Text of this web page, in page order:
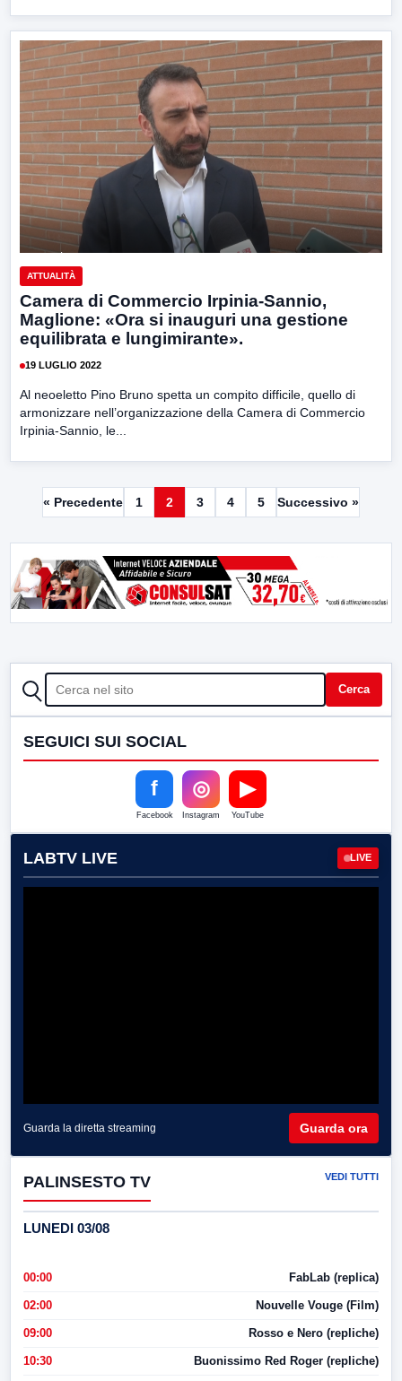
ATTUALITÀ
Camera di Commercio Irpinia-Sannio,
Maglione: «Ora si inauguri una gestione
equilibrata e lungimirante».
19 LUGLIO 2022
Al neoeletto Pino Bruno spetta un compito difficile, quello di
armonizzare nell’organizzazione della Camera di Commercio
Irpinia-Sannio, le...
« Precedente 1 2 3 4 5 Successivo »
CERCA Cerca
SEGUICI SUI SOCIAL
f
Facebook
◎
Instagram
▶
YouTube
LABTV LIVE LIVE
Guarda la diretta streaming Guarda ora
PALINSESTO TV VEDI TUTTI
LUNEDI 03/08
00:00 FabLab (replica)
02:00 Nouvelle Vouge (Film)
09:00 Rosso e Nero (repliche)
10:30 Buonissimo Red Roger (repliche)